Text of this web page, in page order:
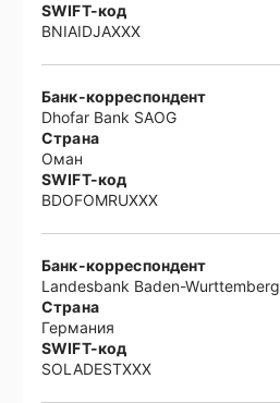
SWIFT-код
BNIAIDJAXXX
Банк-корреспондент
Dhofar Bank SAOG
Страна
Оман
SWIFT-код
BDOFOMRUXXX
Банк-корреспондент
Landesbank Baden-Wurttemberg
Страна
Германия
SWIFT-код
SOLADESTXXX